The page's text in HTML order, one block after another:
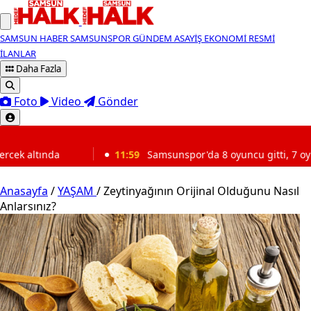
SAMSUN HABERSAMSUNSPORGÜNDEM ASAYİŞ EKONOMİ RESMİ
İLANLAR
Daha Fazla
Foto Video Gönder
11:59 Samsunspor'da 8 oyuncu gitti, 7 oyuncu geldi
Anasayfa /YAŞAM /Zeytinyağının Orijinal Olduğunu Nasıl
Anlarsınız?